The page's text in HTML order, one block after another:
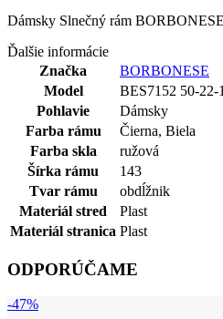
Dámsky Slnečný rám
Ďalšie informácie
Značka
BORBONESE
Model
BES7152 50-22-
Pohlavie
Dámsky
Farba rámu
Čierna, Biela
Farba skla
ružová
Šírka rámu
143
Tvar rámu
obdĺžnik
Materiál stred
Plast
Materiál stranica Plast
ODPORÚČAME
-47%